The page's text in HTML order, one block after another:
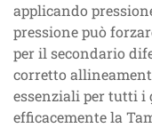
applicando
pressione può
per il secondario
corretto
essenziali per tutti i
efficacemente la